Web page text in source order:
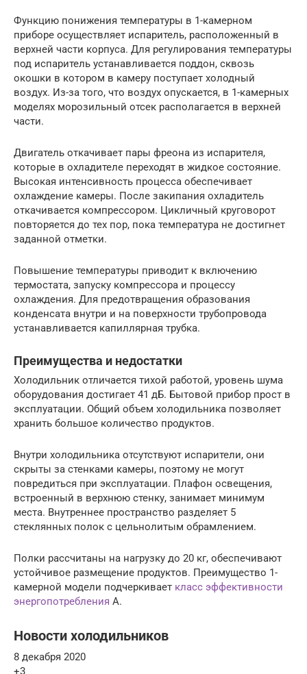
Функцию понижения температуры в 1-камерном
приборе осуществляет испаритель, расположенный в
верхней части корпуса. Для регулирования температуры
под испаритель устанавливается поддон, сквозь
окошки в котором в камеру поступает холодный
воздух. Из-за того, что воздух опускается, в 1-камерных
моделях морозильный отсек располагается в верхней
части.
Двигатель откачивает пары фреона из испарителя,
которые в охладителе переходят в жидкое состояние.
Высокая интенсивность процесса обеспечивает
охлаждение камеры. После закипания охладитель
откачивается компрессором. Цикличный круговорот
повторяется до тех пор, пока температура не достигнет
заданной отметки.
Повышение температуры приводит к включению
термостата, запуску компрессора и процессу
охлаждения. Для предотвращения образования
конденсата внутри и на поверхности трубопровода
устанавливается капиллярная трубка.
Преимущества и недостатки
Холодильник отличается тихой работой, уровень шума
оборудования достигает 41 дБ. Бытовой прибор прост в
эксплуатации. Общий объем холодильника позволяет
хранить большое количество продуктов.
Внутри холодильника отсутствуют испарители, они
скрыты за стенками камеры, поэтому не могут
повредиться при эксплуатации. Плафон освещения,
встроенный в верхнюю стенку, занимает минимум
места. Внутреннее пространство разделяет 5
стеклянных полок с цельнолитым обрамлением.
Полки рассчитаны на нагрузку до 20 кг, обеспечивают
устойчивое размещение продуктов. Преимущество 1-
камерной модели подчеркивает класс эффективности
энергопотребления А.
Новости холодильников
8 декабря 2020
+3